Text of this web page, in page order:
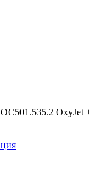
OxyJet +